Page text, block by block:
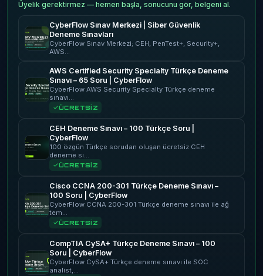
Üyelik gerektirmez — hemen başla, sonucunu gör, belgeni al.
CyberFlow Sınav Merkezi | Siber Güvenlik
Deneme Sınavları
CyberFlow Sınav Merkezi; CEH, PenTest+, Security+,
AWS…
AWS Certified Security Specialty Türkçe Deneme
Sınavı – 65 Soru | CyberFlow
CyberFlow AWS Security Specialty Türkçe deneme
sınavı…
ÜCRETSİZ
CEH Deneme Sınavı – 100 Türkçe Soru |
CyberFlow
100 özgün Türkçe sorudan oluşan ücretsiz CEH
deneme sı…
ÜCRETSİZ
Cisco CCNA 200-301 Türkçe Deneme Sınavı –
100 Soru | CyberFlow
CyberFlow CCNA 200-301 Türkçe deneme sınavı ile ağ
tem…
ÜCRETSİZ
CompTIA CySA+ Türkçe Deneme Sınavı – 100
Soru | CyberFlow
CyberFlow CySA+ Türkçe deneme sınavı ile SOC
analist,…